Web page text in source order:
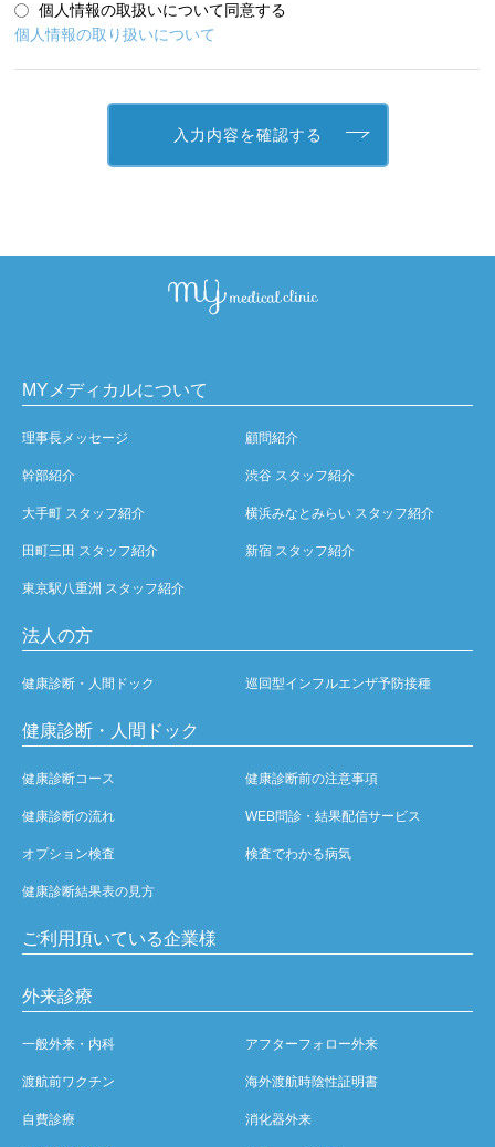
個人情報の取扱いについて同意する
個人情報の取り扱いについて
MYメディカルについて
理事長メッセージ 顧問紹介
幹部紹介 渋谷 スタッフ紹介
大手町 スタッフ紹介 横浜みなとみらい スタッフ紹介
田町三田 スタッフ紹介 新宿 スタッフ紹介
東京駅八重洲 スタッフ紹介
法人の方
健康診断・人間ドック 巡回型インフルエンザ予防接種
健康診断・人間ドック
健康診断コース 健康診断前の注意事項
健康診断の流れ WEB問診・結果配信サービス
オプション検査 検査でわかる病気
健康診断結果表の見方
ご利用頂いている企業様
外来診療
一般外来・内科 アフターフォロー外来
渡航前ワクチン 海外渡航時陰性証明書
自費診療 消化器外来